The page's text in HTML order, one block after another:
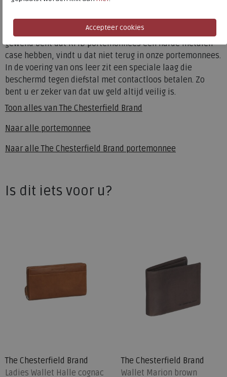
maar mooier wordt.In deze portemonnee wordt gebruik
gemaakt van een unieke RFID techniek. Waar u normaliter
gewend bent dat RFID portemonnees een harde metalen
case hebben, vindt u dat niet terug in onze portemonnees.
In de voering van ons leer zit een speciale laag die
beschermd tegen diefstal met contactloos betalen. Zo
bent u er zeker van dat uw geld altijd veilig is.
Toon alles vanThe Chesterfield Brand
Naar alle portemonnee
Naar alleThe Chesterfield Brand portemonnee
Is dit iets voor u?
The Chesterfield Brand
Ladies Wallet Halle cognac
The Chesterfield Brand
Wallet Marion brown